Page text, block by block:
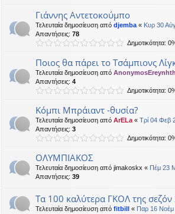
Γιάννης Αντετοκούμπο
Τελευταία δημοσίευση από djemba « Κυρ 30
Απαντήσεις: 78
Δημοτικότητα:
Ποιος θα πάρει το Τσάμπιονς
Τελευταία δημοσίευση από
Απαντήσεις: 4
Δημοτικότητα:
Κόμπι Μπράιαντ -θυσία?
Τελευταία δημοσίευση από ArELa « Τρί 04 Φεβ
Απαντήσεις: 3
Δημοτικότητα:
ΟΛΥΜΠΙΑΚΟΣ
Τελευταία δημοσίευση από jimakoskx « Πέμ 23
Απαντήσεις: 39
Τα 100 καλύτερα ΓΚΟΛ της
Τελευταία δημοσίευση από fitbill « Παρ 16